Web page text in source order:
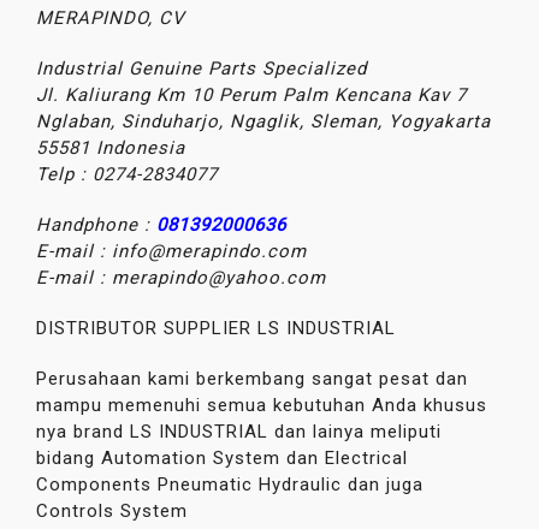
MERAPINDO, CV
Industrial Genuine Parts Specialized
Jl. Kaliurang Km 10 Perum Palm Kencana Kav 7
Nglaban, Sinduharjo, Ngaglik, Sleman, Yogyakarta
55581 Indonesia
Telp : 0274-2834077
Handphone : 081392000636
E-mail : info@merapindo.com
E-mail : merapindo@yahoo.com
DISTRIBUTOR SUPPLIER LS INDUSTRIAL
Perusahaan kami berkembang sangat pesat dan
mampu memenuhi semua kebutuhan Anda khusus
nya brand LS INDUSTRIAL dan lainya meliputi
bidang Automation System dan Electrical
Components Pneumatic Hydraulic dan juga
Controls System